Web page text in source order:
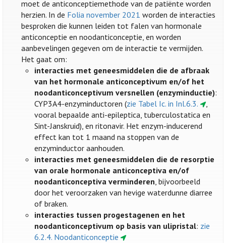
moet de anticonceptiemethode van de patiënte worden
herzien. In de Folia november 2021 worden de interacties
besproken die kunnen leiden tot falen van hormonale
anticonceptie en noodanticonceptie, en worden
aanbevelingen gegeven om de interactie te vermijden.
Het gaat om:
interacties met geneesmiddelen die de afbraak
van het hormonale anticonceptivum en/of het
noodanticonceptivum versnellen (enzyminductie):
CYP3A4-enzyminductoren (zie Tabel Ic. in Inl.6.3.
,
vooral bepaalde anti-epileptica, tuberculostatica en
Sint-Janskruid), en ritonavir. Het enzym-inducerend
effect kan tot 1 maand na stoppen van de
enzyminductor aanhouden.
interacties met geneesmiddelen die de resorptie
van orale hormonale anticonceptiva en/of
noodanticonceptiva verminderen, bijvoorbeeld
door het veroorzaken van hevige waterdunne diarree
of braken.
interacties tussen progestagenen en het
noodanticonceptivum op basis van ulipristal: zie
6.2.4. Noodanticonceptie